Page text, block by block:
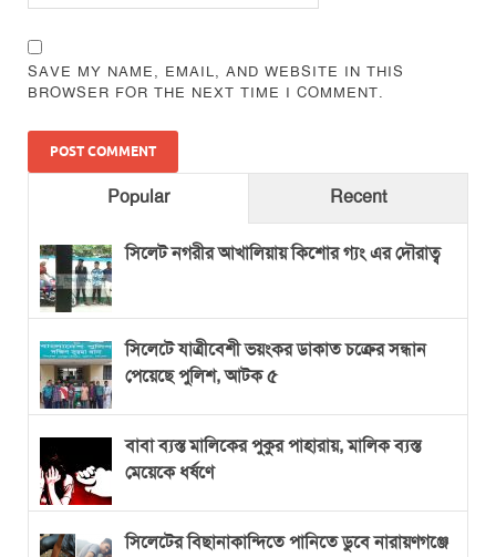
SAVE MY NAME, EMAIL, AND WEBSITE IN THIS
BROWSER FOR THE NEXT TIME I COMMENT.
Popular Recent
সিলেট নগরীর আখালিয়ায় কিশোর গ্যং এর দৌরাত্ব
সিলেটে যাত্রীবেশী ভয়ংকর ডাকাত চক্রের সন্ধান
পেয়েছে পুলিশ, আটক ৫
বাবা ব্যস্ত মালিকের পুকুর পাহারায়, মালিক ব্যস্ত
মেয়েকে ধর্ষণে
সিলেটের বিছানাকান্দিতে পানিতে ডুবে নারায়ণগঞ্জে